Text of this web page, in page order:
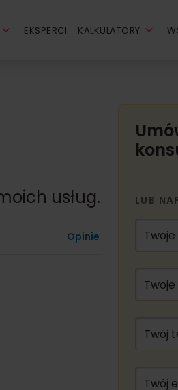
EKSPERCI KALKULATORY
usług.
Opinie
LUB
Twój
Twój